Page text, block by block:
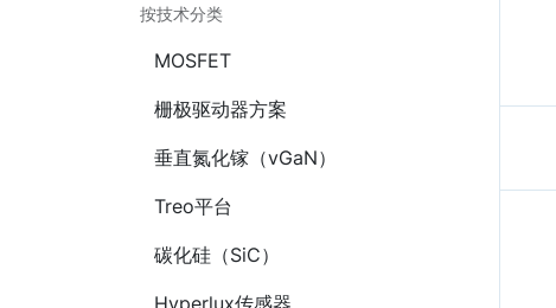
按技术分类
MOSFET
栅极驱动器方案
垂直氮化镓（vGaN）
Treo平台
碳化硅（SiC）
Hyperlux传感器